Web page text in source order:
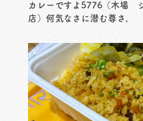
カレーですよ5776（木場
店）何気なさに潜む尊さ。